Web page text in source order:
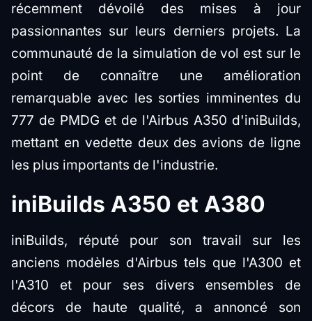
récemment dévoilé des mises à jour
passionnantes sur leurs derniers projets. La
communauté de la simulation de vol est sur le
point de connaître une amélioration
remarquable avec les sorties imminentes du
777 de PMDG et de l'Airbus A350 d'iniBuilds,
mettant en vedette deux des avions de ligne
les plus importants de l'industrie.
iniBuilds A350 et A380
iniBuilds, réputé pour son travail sur les
anciens modèles d'Airbus tels que l'A300 et
l'A310 et pour ses divers ensembles de
décors de haute qualité, a annoncé son